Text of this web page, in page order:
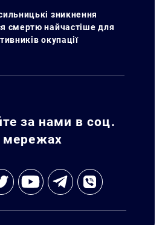
зникнення
смертю найчастіше для
окупації
за нами в соц.
мережах